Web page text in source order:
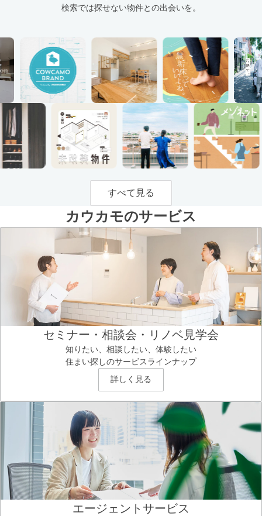
検索では探せない物件との出会いを。
すべて見る
カウカモのサービス
セミナー・相談会・リノベ見学会
知りたい、相談したい、体験したい
住まい探しのサービスラインナップ
詳しく見る
エージェントサービス